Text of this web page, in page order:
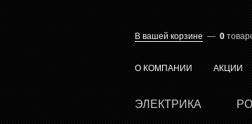
В вашей корзине — 0
О КОМПАНИИ АКЦИИ
ЭЛЕКТРИКА